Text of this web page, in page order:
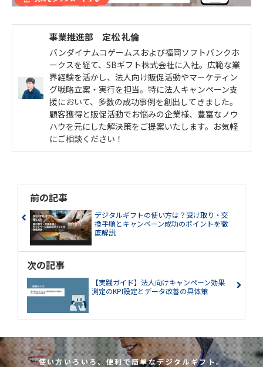
事業推進部 定松 礼倫
バンダイナムコゲームスおよび福岡ソフトバンクホ
ークスを経て、SBギフト株式会社に入社。広範な業
界経験を活かし、法人向け販促活動やマーケティン
グ戦略立案・実行を担当。特に法人キャンペーン支
援において、多数の成功事例を創出してきました。
顧客獲得と販促活動でお悩みの企業様、豊富なノウ
ハウを元にした解決策をご提案いたします。お気軽
にご相談ください！
前の記事
デジタルギフトの使い方は？受け取り・交
換手順とキャンペーン成功のポイントを徹
底解説
次の記事
【実践ガイド】法人向けキャンペーン効果
測定のKPI設定とデータ改善の具体策
使い⽅いろいろ、便利で簡単なデジタルギフト。